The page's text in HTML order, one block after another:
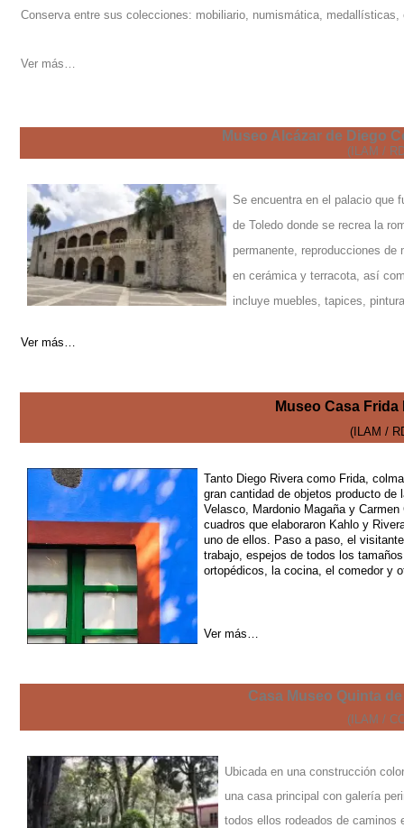
Conserva entre sus colecciones: mobiliario, numismática, medallísticas,
Ver más…
Museo Alcázar de Diego
(ILAM /
Se encuentra en el palacio que
de Toledo donde se recrea la
permanente, reproducciones
en cerámica y terracota, así
incluye muebles, tapices,
Ver más…
Museo Casa
(ILAM /
Tanto Diego Rivera como Frida,
gran cantidad de objetos producto
Velasco, Mardonio Magaña y
cuadros que elaboraron Kahlo y
uno de ellos. Paso a paso, el
trabajo, espejos de todos los
ortopédicos, la cocina, el comedor y
Ver más…
Casa Museo Quinta
(ILAM /
Ubicada en una construcción
una casa principal con galería
todos ellos rodeados de caminos